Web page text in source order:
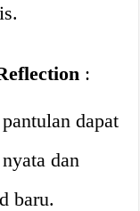
:
dapat
dan
baru.